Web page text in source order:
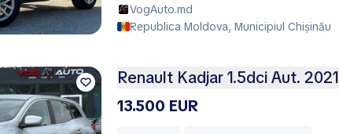
VogAuto.md
Republica Moldova, Municipiul Chișinău
Renault Kadjar 1.5dci Aut. 2021
13.500 EUR